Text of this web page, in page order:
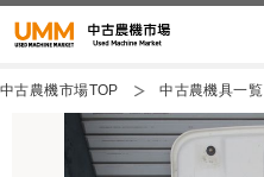
中古農機市場TOP 中古農機具一覧